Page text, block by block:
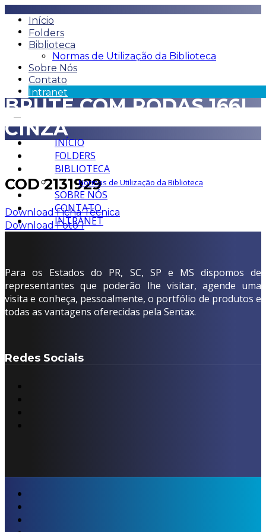
Início
Folders
Biblioteca
Normas de Utilização da Biblioteca
Sobre Nós
Contato
Intranet
INÍCIO
FOLDERS
BIBLIOTECA
Normas de Utilização da Biblioteca
SOBRE NÓS
CONTATO
INTRANET
BRUTE COM RODAS 166L
CINZA
COD 2131929
Download Ficha Técnica
Download Foto 1
Para os Estados do PR, SC, SP e MS dispomos de
representantes que poderão lhe visitar, agende uma
visita e conheça, pessoalmente, o portfólio de produtos e
todas as vantagens oferecidas pela Sentax.
Redes Sociais